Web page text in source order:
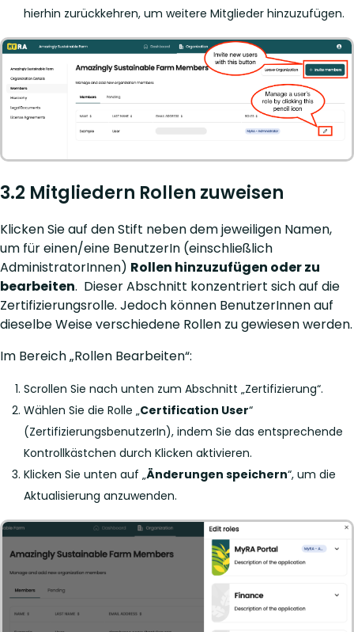
hierhin zurückkehren, um weitere Mitglieder hinzuzufügen.
3.2 Mitgliedern Rollen zuweisen
Klicken Sie auf den Stift neben dem jeweiligen Namen,
um für einen/eine BenutzerIn (einschließlich
AdministratorInnen) Rollen hinzuzufügen oder zu
bearbeiten. Dieser Abschnitt konzentriert sich auf die
Zertifizierungsrolle. Jedoch können BenutzerInnen auf
dieselbe Weise verschiedene Rollen zu gewiesen werden.
Im Bereich „Rollen Bearbeiten“:
Scrollen Sie nach unten zum Abschnitt „Zertifizierung“.
Wählen Sie die Rolle „Certification User“
(ZertifizierungsbenutzerIn), indem Sie das entsprechende
Kontrollkästchen durch Klicken aktivieren.
Klicken Sie unten auf „Änderungen speichern“, um die
Aktualisierung anzuwenden.